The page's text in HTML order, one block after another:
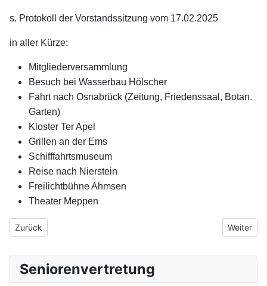
Seniorenvertretung
s. Protokoll der Vorstandssitzung vom 17.02.2025
in aller Kürze:
Mitgliederversammlung
Besuch bei Wasserbau Hölscher
Fahrt nach Osnabrück (Zeitung, Friedenssaal, Botan.
Garten)
Kloster Ter Apel
Grillen an der Ems
Schifffahrtsmuseum
Reise nach Nierstein
Freilichtbühne Ahmsen
Theater Meppen
Vorheriger Beitrag: Stadtradeln 2025 Abschlussfeier
Zurück Nächster
Weiter